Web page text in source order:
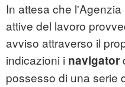
In attesa che
attive del lavoro
avviso attraverso il
indicazioni i navigator
possesso di una serie